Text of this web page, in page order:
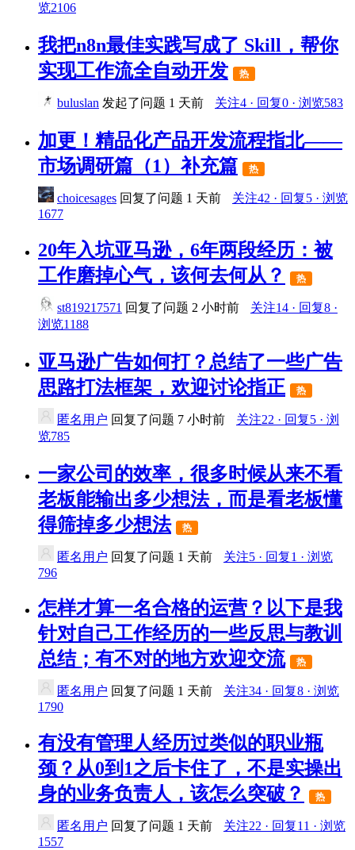
览2106
我把n8n最佳实践写成了 Skill，帮你
实现工作流全自动开发
热
buluslan 发起了问题 1 天前 关注4 · 回复0 · 浏览583
加更！精品化产品开发流程指北——
市场调研篇（1）补充篇
热
choicesages 回复了问题 1 天前
关注42 · 回复5 · 浏览
1677
20年入坑亚马逊，6年两段经历：被
工作磨掉心气，该何去何从？
热
st819217571 回复了问题 2 小时前
关注14 · 回复8 ·
浏览1188
亚马逊广告如何打？总结了一些广告
思路打法框架，欢迎讨论指正
热
匿名用户 回复了问题 7 小时前
关注22 · 回复5 · 浏
览785
一家公司的效率，很多时候从来不看
老板能输出多少想法，而是看老板懂
得筛掉多少想法
热
匿名用户 回复了问题 1 天前
关注5 · 回复1 · 浏览
796
怎样才算一名合格的运营？以下是我
针对自己工作经历的一些反思与教训
总结；有不对的地方欢迎交流
热
匿名用户 回复了问题 1 天前
关注34 · 回复8 · 浏览
1790
有没有管理人经历过类似的职业瓶
颈？从0到1之后卡住了，不是实操出
身的业务负责人，该怎么突破？
热
匿名用户 回复了问题 1 天前
关注22 · 回复11 · 浏览
1557